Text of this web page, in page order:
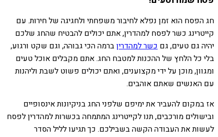
חג הפסח הוא זמן נפלא לחיבור משפחתי ולחגיגה של חירות. עם
קייטרינג כשר לפסח למהדרין, אתם יכולים להבטיח שהחג שלכם
יהיה גם טעים, גם כשר למהדריןברמה הכי גבוהה, וגם שקט ורגוע,
בלי כל הלחץ של ההכנות למטבח החג. אתם מקבלים אוכל טעים
ומגוון, מוכן על ידי מקצוענים, ואתם יכולים פשוט לשבת וליהנות
עם האנשים שאתם אוהבים.
אז במקום להעביר את ימיפם שלפני החג בניקיונות אינסופיים
ובישולים מורכבים, תנו לקייטרינג המתמחה בכשרות למהדרין לפסח
לעשות את העבודה הקשה בשבילכם. כך תגיעו לליל הסדר